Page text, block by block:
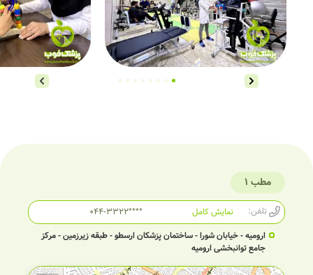
مطب 1
تلفن: 044-3322****
نمایش کامل
ارومیه - خیابان شورا - ساختمان پزشکان ارسطو - طبقه زیرزمین - مرکز
جامع توانبخشی ارومیه